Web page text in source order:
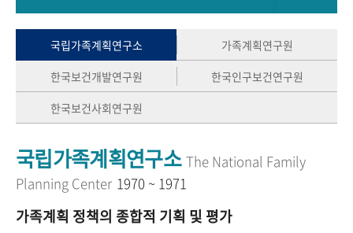
세계와 함께 한 KIHASA
VR 역사관
국립가족계획연구소
가족계획연구원
한국보건개발연구원
한국인구보건연구원
한국보건사회연구원
국립가족계획연구소 The National Family
Planning Center 1970 ~ 1971
가족계획 정책의 종합적 기획 및 평가